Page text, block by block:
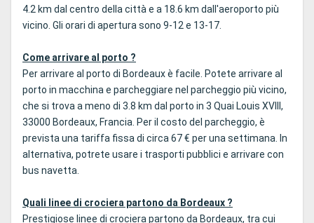
4.2 km dal centro della città e a 18.6 km dall'aeroporto più
vicino. Gli orari di apertura sono 9-12 e 13-17.
Come arrivare al porto ?
Per arrivare al porto di Bordeaux è facile. Potete arrivare al
porto in macchina e parcheggiare nel parcheggio più vicino,
che si trova a meno di 3.8 km dal porto in 3 Quai Louis XVIII,
33000 Bordeaux, Francia. Per il costo del parcheggio, è
prevista una tariffa fissa di circa 67 € per una settimana. In
alternativa, potrete usare i trasporti pubblici e arrivare con
bus navetta.
Quali linee di crociera partono da Bordeaux ?
Prestigiose linee di crociera partono da Bordeaux, tra cui